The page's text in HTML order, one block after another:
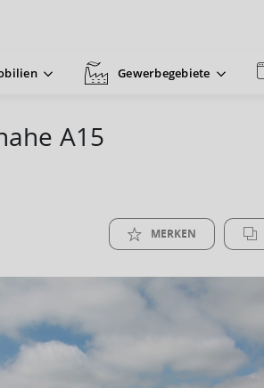
Gewerbegebiete
A15
MERKEN